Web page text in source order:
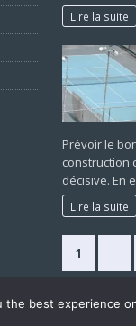
Lire la suite
Prévoir le
construction
décisive. En
Lire la suite
1
the best experience